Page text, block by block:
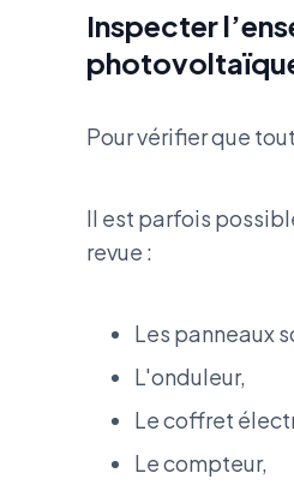
Inspecter
Pour vérifier que
Il est parfois
revue :
Les panneaux
L'onduleur,
Le coffret
Le compteur,